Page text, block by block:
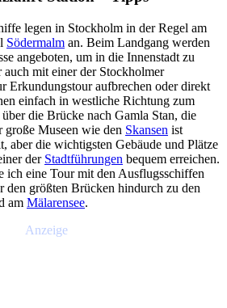
legen in Stockholm in der Regel am
Södermalm an. Beim Landgang werden
angeboten, um in die Innenstadt zu
auch mit einer der Stockholmer
Erkundungstour aufbrechen oder direkt
einfach in westliche Richtung zum
die Brücke nach Gamla Stan, die
Museen wie den Skansen ist
aber die wichtigsten Gebäude und Plätze
der Stadtführungen bequem erreichen.
ich eine Tour mit den Ausflugsschiffen
den größten Brücken hindurch zu den
am Mälarensee.
Anzeige